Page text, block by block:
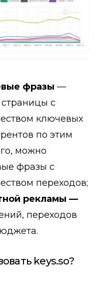
фразы —
с
ключевых
по этим
можно
фразы с
переходов;
рекламы —
переходов
keys.so?